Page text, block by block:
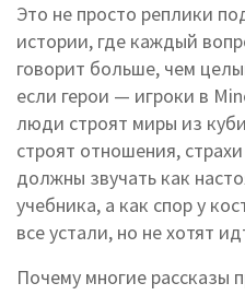
Это не просто реплики
истории, где каждый
говорит больше, чем
если герои — игроки в
люди строят миры из
строят отношения,
должны звучать как
учебника, а как спор у
все устали, но не хотят
Почему многие рассказы